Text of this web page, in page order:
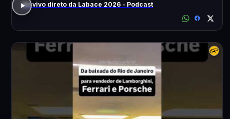
Ao vivo direto da Labace 2026 - Podcast